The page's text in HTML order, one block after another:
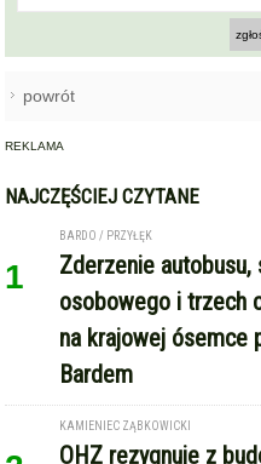
powrót
REKLAMA
NAJCZĘŚCIEJ CZYTANE
1
BARDO / PRZYŁĘK
Zderzenie autobusu,
osobowego i trzech
na krajowej ósemce
Bardem
KAMIENIEC ZĄBKOWICKI
OHZ rezygnuje z